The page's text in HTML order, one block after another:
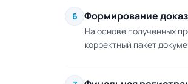
6 Формирование
На основе полученных
корректный пакет